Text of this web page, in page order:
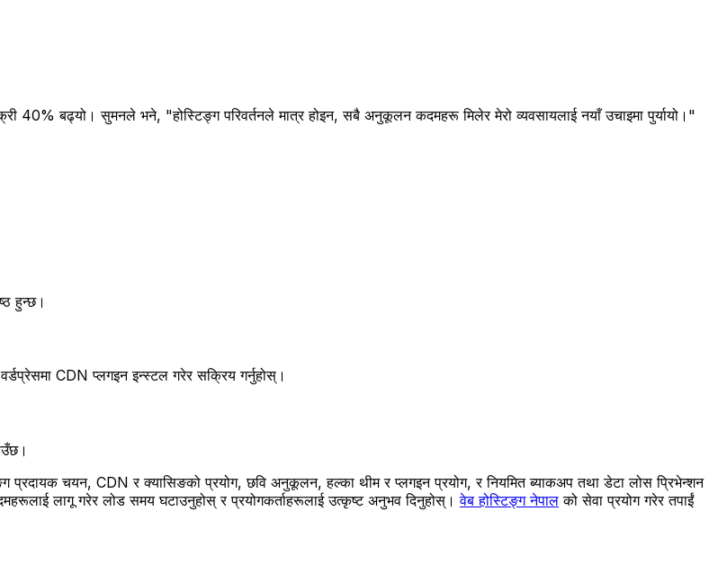
40% बढ्यो। सुमनले भने, "होस्टिङ्ग परिवर्तनले मात्र होइन, सबै अनुकूलन कदमहरू मिलेर मेरो व्यवसायलाई नयाँ उचाइमा पुर्यायो।"
हुन्छ।
CDN प्लगइन इन्स्टल गरेर सक्रिय गर्नुहोस्।
प्रदायक चयन, CDN र क्यासिङको प्रयोग, छवि अनुकूलन, हल्का थीम र प्लगइन प्रयोग, र नियमित ब्याकअप तथा डेटा लोस प्रिभेन्शन
लागू गरेर लोड समय घटाउनुहोस् र प्रयोगकर्ताहरूलाई उत्कृष्ट अनुभव दिनुहोस्।वेब होस्टिङ्ग नेपाल को सेवा प्रयोग गरेर तपाईं